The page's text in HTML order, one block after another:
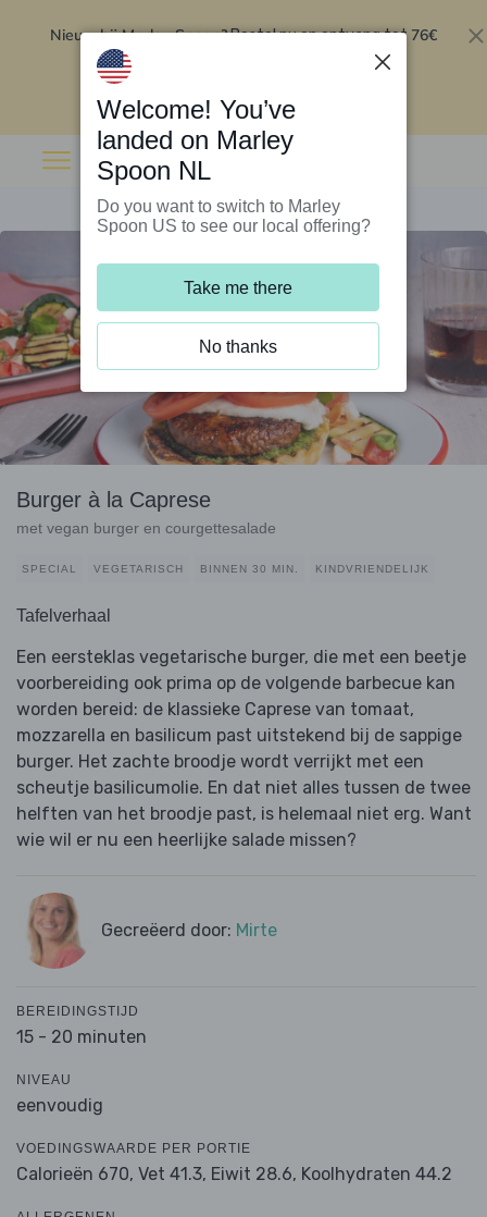
Nieuw bij Marley Spoon?Bestel nu en ontvang tot 76€
Burger à la Caprese
met vegan burger en courgettesalade
SPECIAL VEGETARISCH BINNEN 30 MIN. KINDVRIENDELIJK
Tafelverhaal
Een eersteklas vegetarische burger, die met een beetje
voorbereiding ook prima op de volgende barbecue kan
worden bereid: de klassieke Caprese van tomaat,
mozzarella en basilicum past uitstekend bij de sappige
burger. Het zachte broodje wordt verrijkt met een
scheutje basilicumolie. En dat niet alles tussen de twee
helften van het broodje past, is helemaal niet erg. Want
wie wil er nu een heerlijke salade missen?
Gecreëerd door: Mirte
BEREIDINGSTIJD
15 - 20 minuten
NIVEAU
eenvoudig
VOEDINGSWAARDE PER PORTIE
Calorieën 670, Vet 41.3, Eiwit 28.6, Koolhydraten 44.2
Welcome! You’ve
landed on Marley
Spoon NL
Do you want to switch to Marley
Spoon US to see our local offering?
Take me there
No thanks